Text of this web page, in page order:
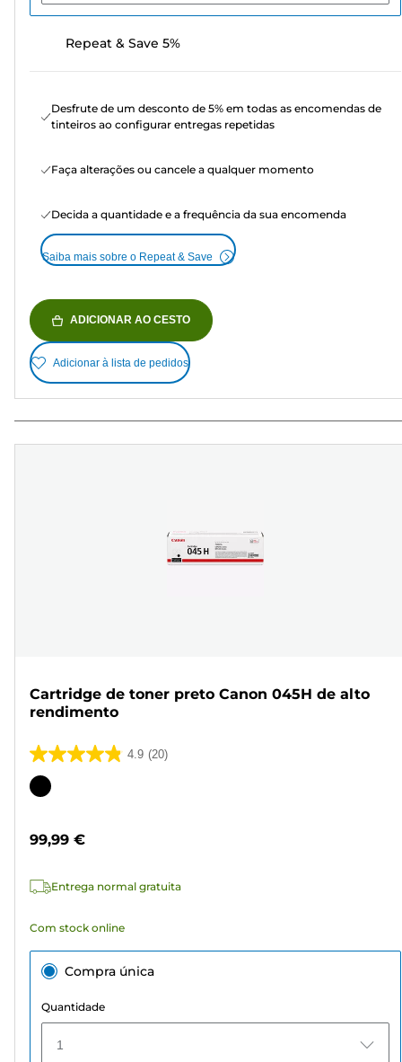
Repeat & Save 5%
Desfrute de um desconto de 5% em todas as encomendas de
tinteiros ao configurar entregas repetidas
Faça alterações ou cancele a qualquer momento
Decida a quantidade e a frequência da sua encomenda
Saiba mais sobre o Repeat & Save
ADICIONAR AO CESTO
Adicionar à lista de pedidos
Cartridge de toner preto Canon 045H de alto
rendimento
4.9 (20)
4.9
em
20
Cartucho
99,99 €
Entrega normal gratuita
Com stock online
Compra única
Quantidade
1